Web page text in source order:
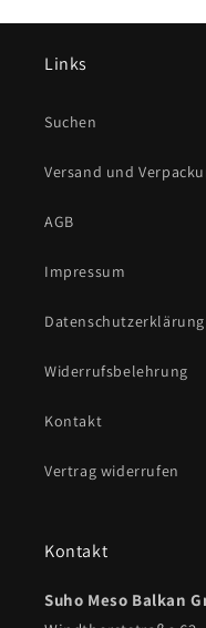
Links
Suchen
Versand und
AGB
Impressum
Datenschutzerklärung
Widerrufsbelehrung
Kontakt
Vertrag widerrufen
Kontakt
Suho Meso Balkan